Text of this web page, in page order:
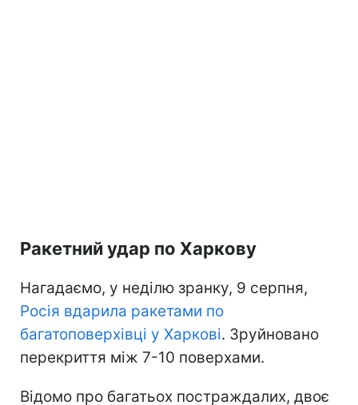
Ракетний удар по Харкову
Нагадаємо, у неділю зранку, 9 серпня,
Росія вдарила ракетами по
багатоповерхівці у Харкові. Зруйновано
перекриття між 7-10 поверхами.
Відомо про багатьох постраждалих, двоє